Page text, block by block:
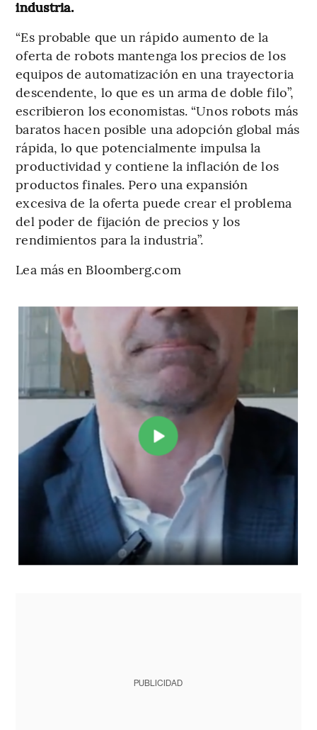
industria.
“Es probable que un rápido aumento de la
oferta de robots mantenga los precios de los
equipos de automatización en una trayectoria
descendente, lo que es un arma de doble filo”,
escribieron los economistas. “Unos robots más
baratos hacen posible una adopción global más
rápida, lo que potencialmente impulsa la
productividad y contiene la inflación de los
productos finales. Pero una expansión
excesiva de la oferta puede crear el problema
del poder de fijación de precios y los
rendimientos para la industria”.
Lea más en Bloomberg.com
PUBLICIDAD